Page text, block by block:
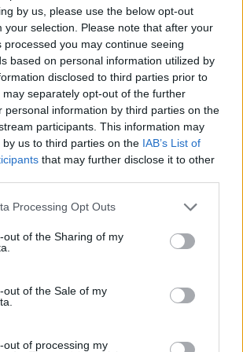
by us, please use the below opt-out
your selection. Please note that after your
processed you may continue seeing
based on personal information utilized by
disclosed to third parties prior to
separately opt-out of the further
personal information by third parties on the
participants. This information may
us to third parties on the IAB’s List of
that may further disclose it to other
Processing Opt Outs
out of the Sharing of my
out of the Sale of my
out of processing my
nga viktima
Esim for Europe